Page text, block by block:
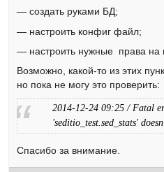
— создать руками БД;
— настроить конфиг файл;
— настроить нужные права на
Возможно, какой-то из этих
но пока не могу это проверить:
2014-12-24 09:25 / Fatal
'seditio_test.sed_stats'
Спасибо за внимание.